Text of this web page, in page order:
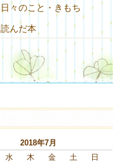
日々のこと・きもち
読んだ本
2018年7月
水 木 金 土
日